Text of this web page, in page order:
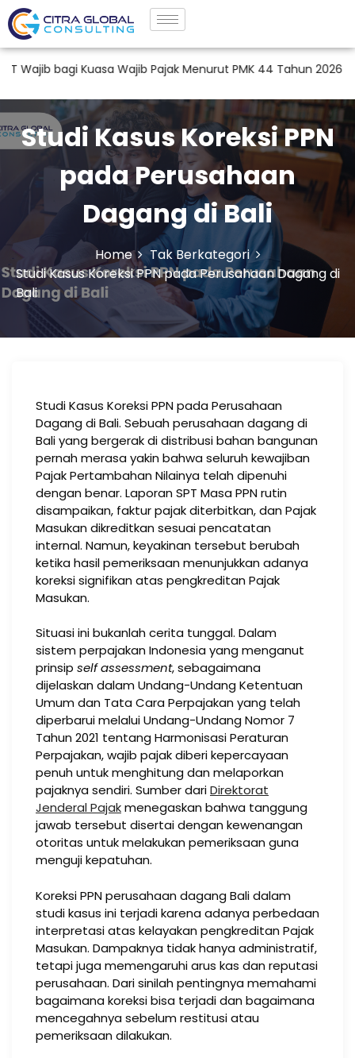
Kuasa Wajib Pajak Menurut PMK 44 Tahun 2026 Jasa
Studi Kasus Koreksi PPN
pada Perusahaan
Dagang di Bali
Home
Tak Berkategori
Studi Kasus Koreksi PPN pada Perusahaan Dagang di
Bali
Studi Kasus Koreksi PPN pada Perusahaan
Dagang di Bali. Sebuah perusahaan dagang di
Bali yang bergerak di distribusi bahan bangunan
pernah merasa yakin bahwa seluruh kewajiban
Pajak Pertambahan Nilainya telah dipenuhi
dengan benar. Laporan SPT Masa PPN rutin
disampaikan, faktur pajak diterbitkan, dan Pajak
Masukan dikreditkan sesuai pencatatan
internal. Namun, keyakinan tersebut berubah
ketika hasil pemeriksaan menunjukkan adanya
koreksi signifikan atas pengkreditan Pajak
Masukan.
Situasi ini bukanlah cerita tunggal. Dalam
sistem perpajakan Indonesia yang menganut
prinsip self assessment, sebagaimana
dijelaskan dalam Undang-Undang Ketentuan
Umum dan Tata Cara Perpajakan yang telah
diperbarui melalui Undang-Undang Nomor 7
Tahun 2021 tentang Harmonisasi Peraturan
Perpajakan, wajib pajak diberi kepercayaan
penuh untuk menghitung dan melaporkan
pajaknya sendiri. Sumber dariDirektorat
Jenderal Pajakmenegaskan bahwa tanggung
jawab tersebut disertai dengan kewenangan
otoritas untuk melakukan pemeriksaan guna
menguji kepatuhan.
Koreksi PPN perusahaan dagang Bali dalam
studi kasus ini terjadi karena adanya perbedaan
interpretasi atas kelayakan pengkreditan Pajak
Masukan. Dampaknya tidak hanya administratif,
tetapi juga memengaruhi arus kas dan reputasi
perusahaan. Dari sinilah pentingnya memahami
bagaimana koreksi bisa terjadi dan bagaimana
mencegahnya sebelum restitusi atau
pemeriksaan dilakukan.